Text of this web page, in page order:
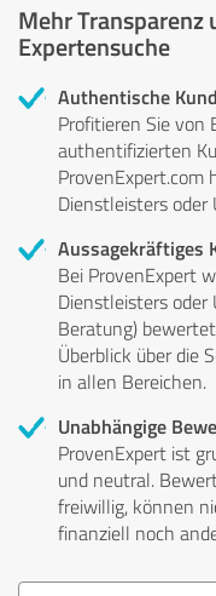
Mehr Transparenz
Expertensuche
Authentische
Profitieren Sie von
authentifizierten
ProvenExpert.com
Dienstleisters
Aussagekräftiges
Bei ProvenExpert
Dienstleisters oder
Beratung)
Überblick über die
in allen Bereichen.
Unabhängige
ProvenExpert ist
und neutral.
freiwillig, können
finanziell noch